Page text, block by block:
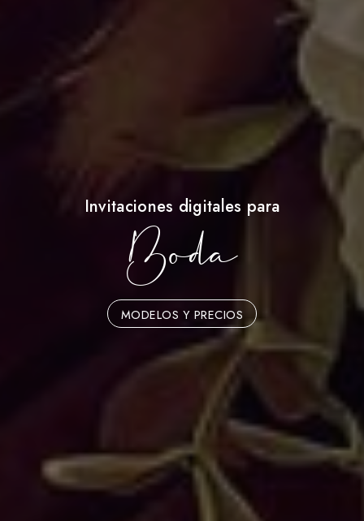
Invitaciones digitales para
Boda
MODELOS Y PRECIOS